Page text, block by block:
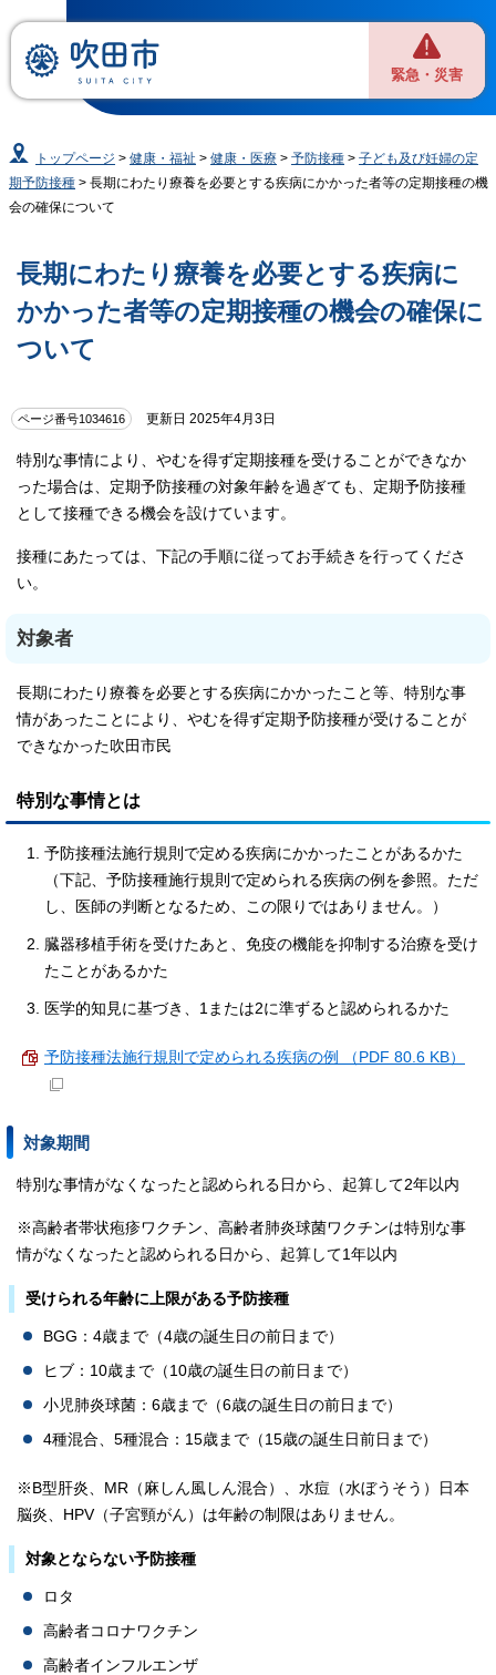
緊急・災害
トップページ >健康・福祉 >健康・医療 >予防接種 >子ども及び妊婦の定
期予防接種 > 長期にわたり療養を必要とする疾病にかかった者等の定期接種の機
会の確保について
長期にわたり療養を必要とする疾病に
かかった者等の定期接種の機会の確保に
ついて
ページ番号1034616 更新日 2025年4月3日
特別な事情により、やむを得ず定期接種を受けることができなか
った場合は、定期予防接種の対象年齢を過ぎても、定期予防接種
として接種できる機会を設けています。
接種にあたっては、下記の手順に従ってお手続きを行ってくださ
い。
対象者
長期にわたり療養を必要とする疾病にかかったこと等、特別な事
情があったことにより、やむを得ず定期予防接種が受けることが
できなかった吹田市民
特別な事情とは
予防接種法施行規則で定める疾病にかかったことがあるかた
（下記、予防接種施行規則で定められる疾病の例を参照。ただ
し、医師の判断となるため、この限りではありません。）
臓器移植手術を受けたあと、免疫の機能を抑制する治療を受け
たことがあるかた
医学的知見に基づき、1または2に準ずると認められるかた
予防接種法施行規則で定められる疾病の例 （PDF 80.6 KB）
対象期間
特別な事情がなくなったと認められる日から、起算して2年以内
※高齢者帯状疱疹ワクチン、高齢者肺炎球菌ワクチンは特別な事
情がなくなったと認められる日から、起算して1年以内
受けられる年齢に上限がある予防接種
BGG：4歳まで（4歳の誕生日の前日まで）
ヒブ：10歳まで（10歳の誕生日の前日まで）
小児肺炎球菌：6歳まで（6歳の誕生日の前日まで）
4種混合、5種混合：15歳まで（15歳の誕生日前日まで）
※B型肝炎、MR（麻しん風しん混合）、水痘（水ぼうそう）日本
脳炎、HPV（子宮頸がん）は年齢の制限はありません。
対象とならない予防接種
ロタ
高齢者コロナワクチン
高齢者インフルエンザ